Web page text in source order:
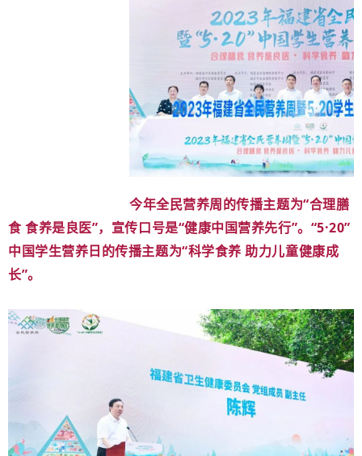
今年全民营养周的传播主题为“合理膳
食 食养是良医”，宣传口号是“健康中国营养先行”。“5·20”
中国学生营养日的传播主题为“科学食养 助力儿童健康成
长”。